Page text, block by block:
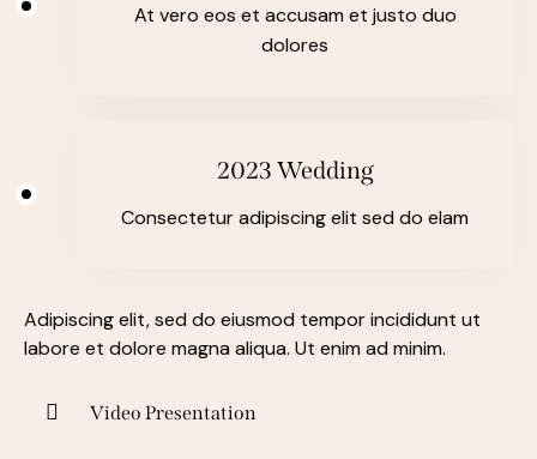
At vero eos et accusam et justo duo
dolores
2023 Wedding
Consectetur adipiscing elit sed do elam
Adipiscing elit, sed do eiusmod tempor incididunt ut
labore et dolore magna aliqua. Ut enim ad minim.
Video Presentation